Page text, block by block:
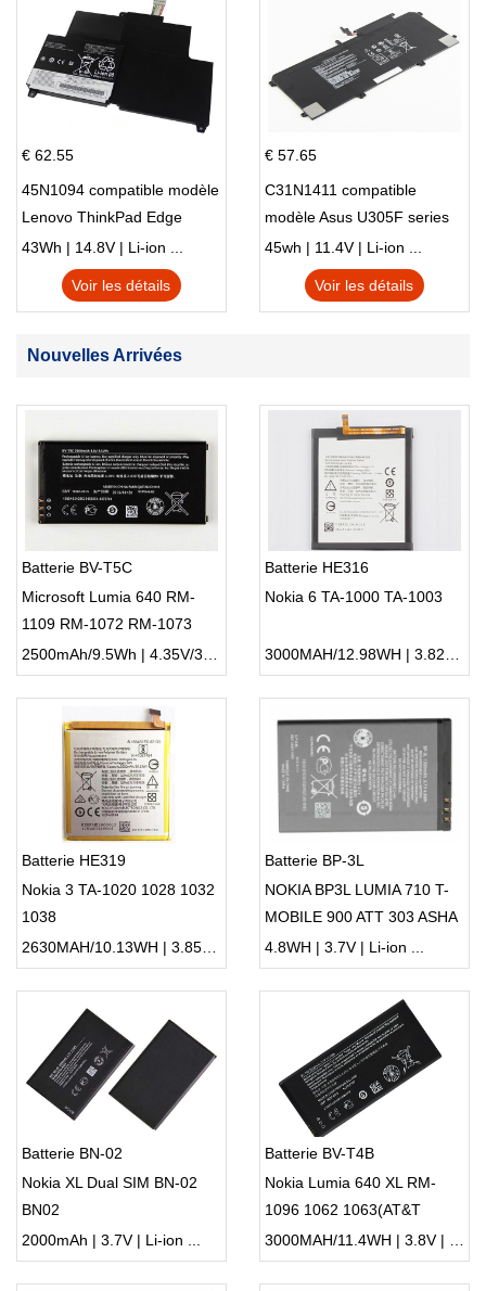
€ 62.55
45N1094 compatible modèle
Lenovo ThinkPad Edge
S230u Twist
43Wh | 14.8V | Li-ion ...
Voir les détails
€ 57.65
C31N1411 compatible
modèle Asus U305F series
45wh | 11.4V | Li-ion ...
Voir les détails
Nouvelles Arrivées
Batterie BV-T5C
Microsoft Lumia 640 RM-
1109 RM-1072 RM-1073
2500mAh/9.5Wh | 4.35V/3.8V | Li-ion ...
Batterie HE316
Nokia 6 TA-1000 TA-1003
3000MAH/12.98WH | 3.82V | Li-ion ...
Batterie HE319
Nokia 3 TA-1020 1028 1032
1038
2630MAH/10.13WH | 3.85V | Li-ion ...
Batterie BP-3L
NOKIA BP3L LUMIA 710 T-
MOBILE 900 ATT 303 ASHA
603
4.8WH | 3.7V | Li-ion ...
Batterie BN-02
Nokia XL Dual SIM BN-02
BN02
2000mAh | 3.7V | Li-ion ...
Batterie BV-T4B
Nokia Lumia 640 XL RM-
1096 1062 1063(AT&T
Microsoft)
3000MAH/11.4WH | 3.8V | Li-ion ...